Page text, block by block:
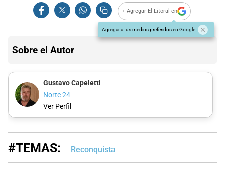
+ Agregar El Litoral en
Agregar a tus medios preferidos en Google
Sobre el Autor
Gustavo Capeletti
Norte 24
Ver Perfil
#TEMAS: Reconquista